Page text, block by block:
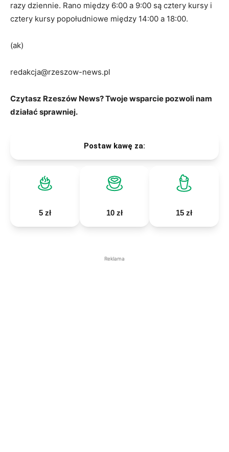
razy dziennie. Rano między 6:00 a 9:00 są cztery kursy i
cztery kursy popołudniowe między 14:00 a 18:00.
(ak)
redakcja@rzeszow-news.pl
Czytasz Rzeszów News? Twoje wsparcie pozwoli nam
działać sprawniej.
Postaw kawę za:
5 zł 10 zł 15 zł
Reklama